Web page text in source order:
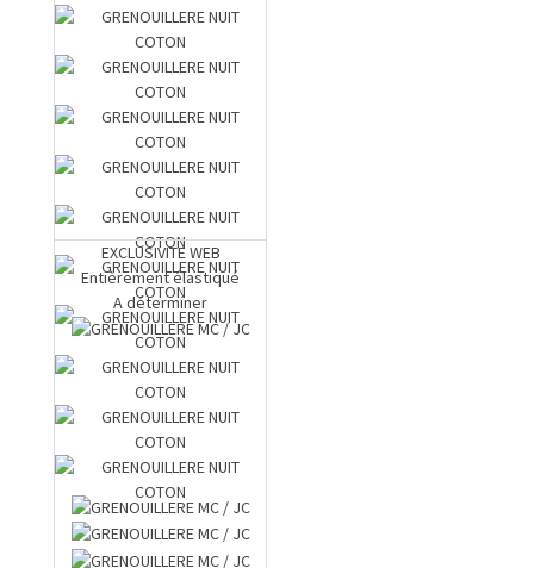
EXCLUSIVITE WEB
Entièrement élastiqué
A déterminer